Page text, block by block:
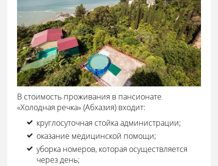
В стоимость проживания в пансионате
«Холодная речка» (Абхазия) входит:
круглосуточная стойка администрации;
оказание медицинской помощи;
уборка номеров, которая осуществляется
через день;